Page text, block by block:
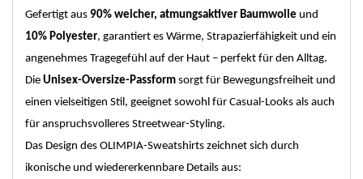
Gefertigt aus 90% weicher, atmungsaktiver Baumwolle und
10% Polyester, garantiert es Wärme, Strapazierfähigkeit und ein
angenehmes Tragegefühl auf der Haut – perfekt für den Alltag.
Die Unisex-Oversize-Passform sorgt für Bewegungsfreiheit und
einen vielseitigen Stil, geeignet sowohl für Casual-Looks als auch
für anspruchsvolleres Streetwear-Styling.
Das Design des OLIMPIA-Sweatshirts zeichnet sich durch
ikonische und wiedererkennbare Details aus: